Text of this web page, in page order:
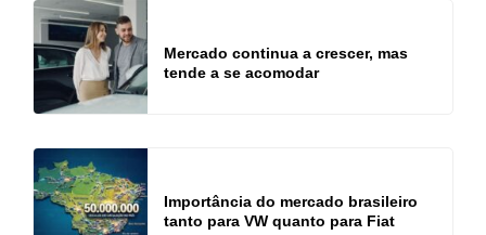
Mercado continua a crescer, mas
tende a se acomodar
Importância do mercado brasileiro
tanto para VW quanto para Fiat